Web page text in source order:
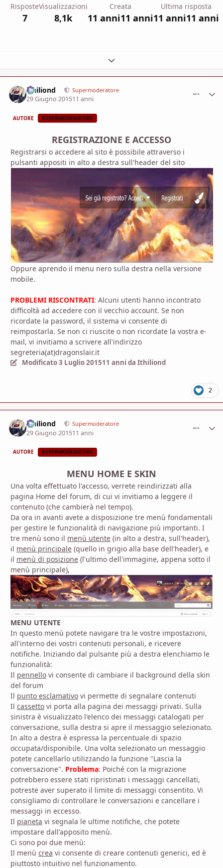
Risposte
7
Visualizzazioni
8,1k
Creata
11 anni11 anni
Ultima risposta
11 anni11 anni
Espandi panoramica del topic
Ithiliond Supermoderatore
29 Giugno 201511 anni
AUTORE SUPERMODERATORE
REGISTRAZIONE E ACCESSO
Registrarsi o accedere al sito è possibile attraverso i
pulsanti appositi in alto a destra sull'header del sito
Oppure aprendo il menu nero sulla destra nella versione
mobile.
PROBLEMI RISCONTRATI: Alcuni utenti hanno incontrato
difficoltà ad accedere con il vecchio account. Se non
ricordate la password, il sistema vi consente di
reimpostarla. Se non ci riuscite o non ricordate la vostra e-
mail, vi invitiamo a scrivere all'indirizzo
segreteria(at)dragonslair.it
Modificato3 Luglio 201511 anni da Ithiliond
2
Ithiliond Supermoderatore
29 Giugno 201511 anni
AUTORE SUPERMODERATORE
MENU HOME E SKIN
Una volta effettuato l'accesso, verrete reindirizzati alla
pagina Home del forum, di cui vi invitiamo a leggere il
contenuto (che cambierà nel tempo).
Da ora in avanti avete a disposizione tre menù fondamentali
per gestire le funzionalità di navigazione più importanti. I
tre menù sono il menù utente (in alto a destra, sull'header),
il menù principale (quello in grigio alla base dell'header), e
il menù di posizione (l'ultimo dell'immagine, appena sotto il
menù principale),
MENU UTENTE
In questo menù potete navigare tra le vostre impostazioni,
all'interno dei vostri contenuti personali, e ricevere
notifiche. Iniziando dal pulsante più a destra elenchiamo le
funzionalità:
Il pennello vi consente di cambiare il background della skin
del forum
Il punto esclamativo vi permette di segnalare contenuti
Il cassetto vi porta alla pagina dei messaggi privati. Sulla
sinistra è visualizzato l'elenco dei messaggi catalogati per
conversazione, sulla destra si apre il messaggio selezionato.
In alto a destra è espressa la percentuale di spazio
occupata/disponibile. Una volta selezionato un messaggio
potete cancellarlo utilizzando la funzione "Lascia la
conversazione". Problema: Poiché con la migrazione
potrebbero essere stati ripristinati i messaggi cancellati,
potreste aver superato il limite di messaggi consentito. Vi
consigliamo di controllare le conversazioni e cancellare i
messaggi in eccesso.
Il pianeta vi segnala le ultime notifiche, che potete
impostare dall'apposito menù.
Ci sono poi due menù:
Il menù crea vi consente di creare contenuti generici, ed è
piuttosto intuitivo nel funzionamento.